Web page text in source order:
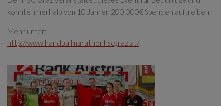
konnte innerhalb von 10 Jahren 200.000€ Spenden auftreiben.
Mehr unter:
http://www.handballmarathonhscgraz.at/